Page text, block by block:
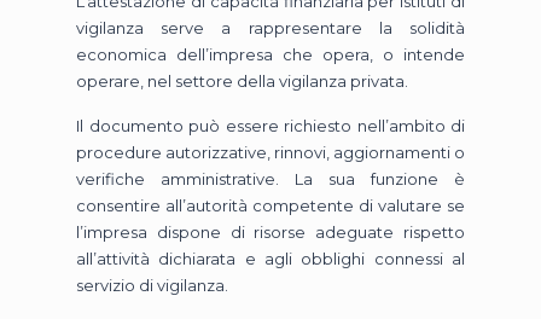
vigilanza serve a rappresentare la solidità
economica dell’impresa che opera, o intende
operare, nel settore della vigilanza privata.
Il documento può essere richiesto nell’ambito di
procedure autorizzative, rinnovi, aggiornamenti o
verifiche amministrative. La sua funzione è
consentire all’autorità competente di valutare se
l’impresa dispone di risorse adeguate rispetto
all’attività dichiarata e agli obblighi connessi al
servizio di vigilanza.